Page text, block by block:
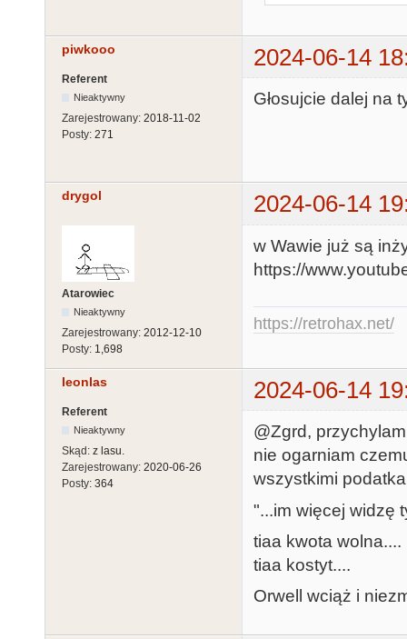
piwkooo 2024-06-14
Referent
Nieaktywny
Zarejestrowany: 2018-11-02
Posty: 271
Głosujcie dalej na
drygol 2024-06-14
Atarowiec
Nieaktywny
Zarejestrowany: 2012-12-10
Posty: 1,698
w Wawie już są
https://
https://retrohax.net/
leonlas 2024-06-14
Referent
Nieaktywny
Skąd: z lasu.
Zarejestrowany: 2020-06-26
Posty: 364
@Zgrd,
nie ogarniam
wszystkimi
"...im więcej widzę
tiaa kwota wolna....
tiaa kostyt....
Orwell wciąż i